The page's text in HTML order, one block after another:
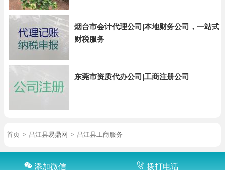
烟台市会计代理公司|本地财务公司，一站式
财税服务
东莞市资质代办公司|工商注册公司
首页 > 昌江县易鼎网 > 昌江县工商服务
添加微信 拨打电话